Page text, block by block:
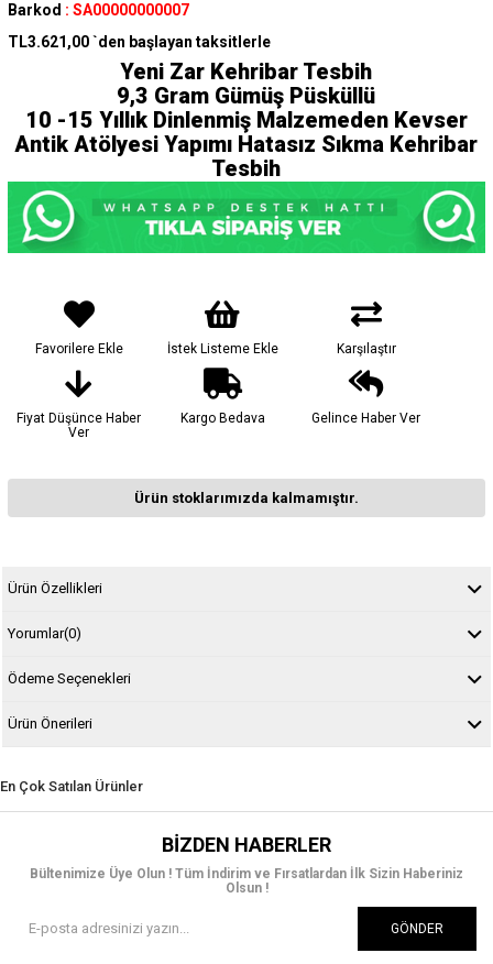
Barkod : SA00000000007
TL3.621,00 `den başlayan taksitlerle
Yeni Zar Kehribar Tesbih
9,3 Gram Gümüş Püsküllü
10 -15 Yıllık Dinlenmiş Malzemeden Kevser
Antik Atölyesi Yapımı Hatasız Sıkma Kehribar
Tesbih
Favorilere Ekle İstek Listeme Ekle Karşılaştır
Fiyat Düşünce Haber
Ver
Kargo Bedava Gelince Haber Ver
Ürün stoklarımızda kalmamıştır.
Ürün Özellikleri
Yorumlar(0)
Ödeme Seçenekleri
Ürün Önerileri
En Çok Satılan Ürünler
BIZDEN HABERLER
Bültenimize Üye Olun ! Tüm İndirim ve Fırsatlardan İlk Sizin Haberiniz
Olsun !
GÖNDER